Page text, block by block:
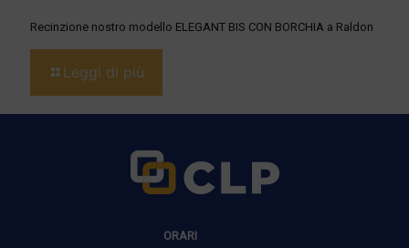
Recinzione nostro modello ELEGANT BIS CON BORCHIA a Raldon
Leggi di più
ORARI